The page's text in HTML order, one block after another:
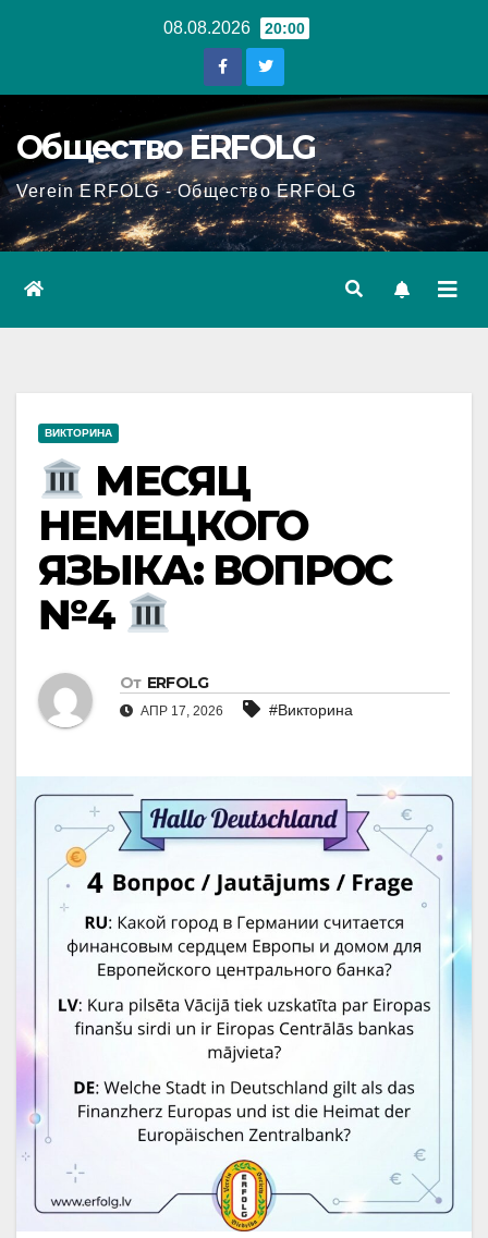
08.08.2026 20:00
Общество ERFOLG
Verein ERFOLG - Общество ERFOLG
ВИКТОРИНА
МЕСЯЦ
НЕМЕЦКОГО
ЯЗЫКА: ВОПРОС
№4
От ERFOLG
АПР 17, 2026 #Викторина